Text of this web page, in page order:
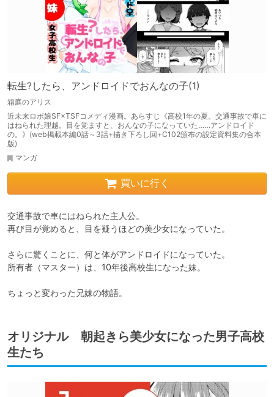
転生?したら、アンドロイドでおんなの子(1)
箱庭のアリス
近未来ロボ娘SF×TSFコメディ漫画。あらすじ《高校1年の夏。交通事故で車に
はねられた理越。目を覚ますと、おんなの子になっていた……アンドロイド
の。》(web掲載本編0話～3話+描き下ろし回+C102頒布の設定資料集の合本
版)
マンガ
買いに行く
交通事故で車にはねられた主人公。
再び目が覚めると、目を疑うほどの美少女になっていた。
さらに驚くことに、何と体がアンドロイドになっていた。
所有者（マスター）は、10年後高校生になった妹。
ちょっと変わった兄妹の物語。
オリジナル 朝起きら美少女になった男子高校
生たち